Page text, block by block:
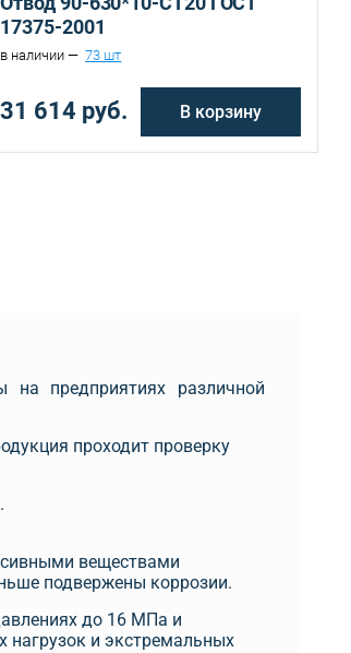
17375-2001
в наличии — 73 шт
31 614 руб. В корзину
на предприятиях различной
проходит проверку
веществами
подвержены коррозии.
до 16 МПа и
нагрузок и экстремальных